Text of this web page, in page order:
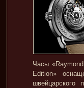
Часы
Edition»
швейцарского